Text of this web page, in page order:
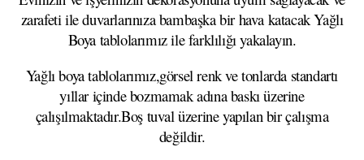
zarafeti ile duvarlarınıza bambaşka bir hava katacak Yağlı
Boya tablolarımız ile farklılığı yakalayın.
Yağlı boya tablolarımız,görsel renk ve tonlarda standartı
yıllar içinde bozmamak adına baskı üzerine
çalışılmaktadır.Boş tuval üzerine yapılan bir çalışma
değildir.